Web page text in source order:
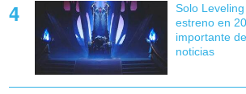
Solo
estreno en
importante
noticias